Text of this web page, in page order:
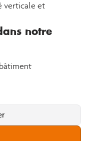
verticale et
notre